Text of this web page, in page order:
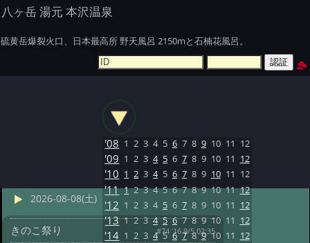
八ヶ岳 湯元 本沢温泉
硫黄岳爆裂火口、日本最高所 野天風呂 2150mと石楠花風呂。
2026-08-08(土)
きのこ祭り #74 '16 9/5 02:35
'08 1 2 3 4 5 6 7 8 9 10 11 12
'09 1 2 3 4 5 6 7 8 9 10 11 12
'10 1 2 3 4 5 6 7 8 9 10 11 12
'11 1 2 3 4 5 6 7 8 9 10 11 12
'12 1 2 3 4 5 6 7 8 9 10 11 12
'13 1 2 3 4 5 6 7 8 9 10 11 12
'14 1 2 3 4 5 6 7 8 9 10 11 12